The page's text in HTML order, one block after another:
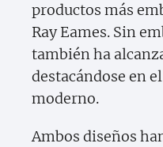
productos más
Ray Eames. Sin
también ha
destacándose en
moderno.
Ambos diseños